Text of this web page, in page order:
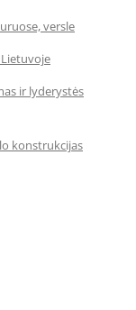
versle
ir lyderystės
konstrukcijas